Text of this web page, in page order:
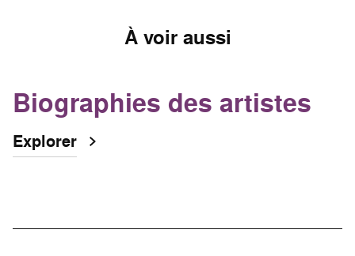
À voir aussi
Biographies des artistes
Explorer